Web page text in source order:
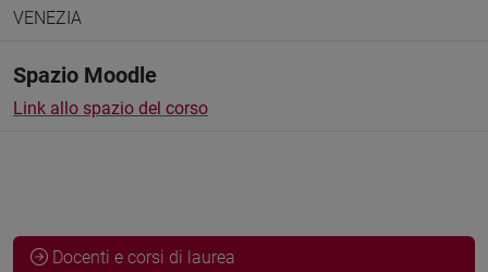
VENEZIA
Spazio Moodle
Link allo spazio del corso
Docenti e corsi di laurea